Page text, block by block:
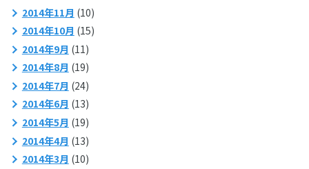
2014年11月 (10)
2014年10月 (15)
2014年9月 (11)
2014年8月 (19)
2014年7月 (24)
2014年6月 (13)
2014年5月 (19)
2014年4月 (13)
2014年3月 (10)